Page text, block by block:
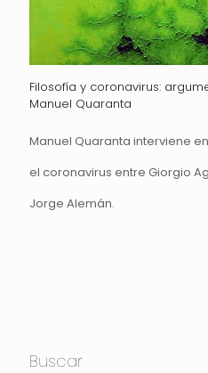
Filosofía y coronavirus:
Manuel Quaranta
Manuel Quaranta interviene
el coronavirus entre Giorgio
Jorge Alemán.
Buscar